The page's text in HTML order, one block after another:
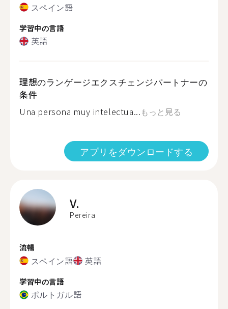
スペイン語
学習中の言語
英語
理想のランゲージエクスチェンジパートナーの
条件
Una persona muy intelectua...もっと見る
アプリをダウンロードする
V.
Pereira
流暢
スペイン語 英語
学習中の言語
ポルトガル語